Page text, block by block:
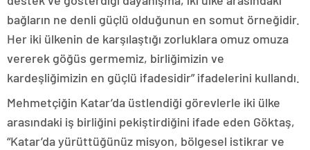
bağların ne denli güçlü olduğunun en somut örneğidir.
Her iki ülkenin de karşılaştığı zorluklara omuz omuza
vererek göğüs germemiz, birliğimizin ve
kardeşliğimizin en güçlü ifadesidir” ifadelerini kullandı.
Mehmetçiğin Katar’da üstlendiği görevlerle iki ülke
arasındaki iş birliğini pekiştirdiğini ifade eden Göktaş,
“Katar’da yürüttüğünüz misyon, bölgesel istikrar ve